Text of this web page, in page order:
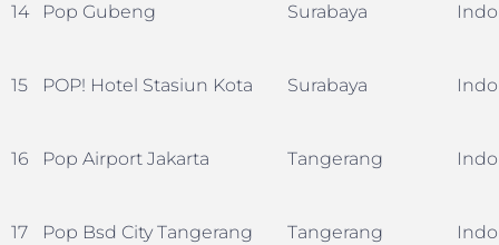
14 Pop Gubeng Surabaya
15 POP! Hotel Stasiun Kota Surabaya
16 Pop Airport Jakarta Tangerang
17 Pop Bsd City Tangerang Tangerang